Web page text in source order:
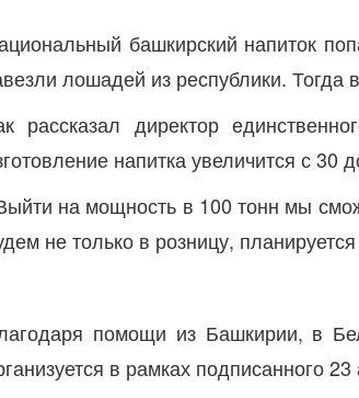
башкирский напиток
лошадей из республики. Тогда
рассказал директор
напитка увеличится с 30
на мощность в 100 тонн мы
не только в розницу,
помощи из Башкирии, в
в рамках подписанного